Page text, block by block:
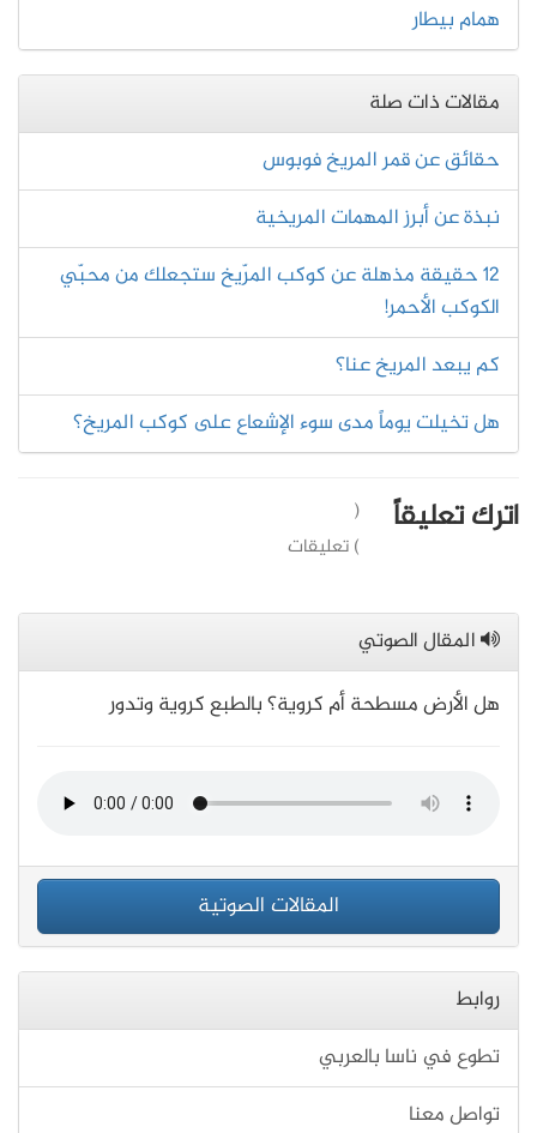
همام بيطار
مقالات ذات صلة
حقائق عن قمر المريخ فوبوس
نبذة عن أبرز المهمات المريخية
12 حقيقة مذهلة عن كوكب المرّيخ ستجعلك من محبّي
الكوكب الأحمر!
كم يبعد المريخ عنا؟
هل تخيلت يوماً مدى سوء الإشعاع على كوكب المريخ؟
اترك تعليقاً
(
) تعليقات
المقال الصوتي
هل الأرض مسطحة أم كروية؟ بالطبع كروية وتدور
المقالات الصوتية
روابط
تطوع في ناسا بالعربي
تواصل معنا